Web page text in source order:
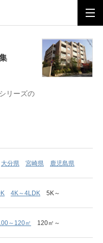
ション特集
リーズの
大分県 宮崎県 鹿児島県
4K～4LDK 5K～
～120㎡ 120㎡～